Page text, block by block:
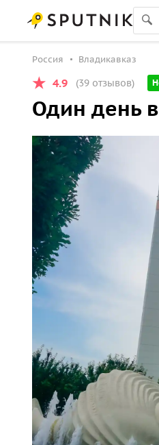
Россия Владикавказ
4.9 (39 отзывов)
Один день